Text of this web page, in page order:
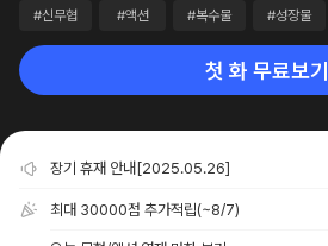
#신무협 #액션 #복수물 #성장물
첫 화 무료보기
장기 휴재 안내[2025.05.26]
최대 30000점 추가적립(~8/7)